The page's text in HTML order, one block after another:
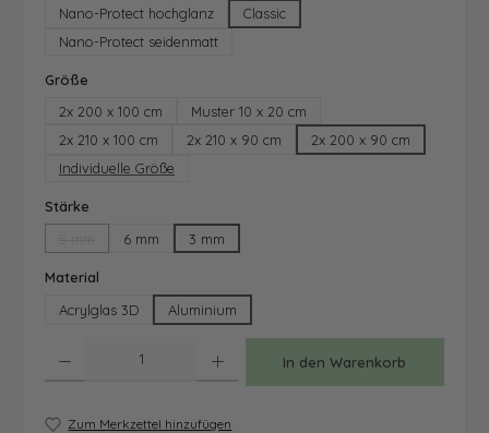
Nano-Protect hochglanz
Classic
Nano-Protect seidenmatt
Größe
2x 200 x 100 cm
Muster 10 x 20 cm
2x 210 x 100 cm
2x 210 x 90 cm
2x 200 x 90 cm
Individuelle Größe
Stärke
(Diese Option ist zurzeit nicht verfügbar.)
6 mm 3 mm
Material
Acrylglas 3D
Aluminium
In den Warenkorb
Zum Merkzettel hinzufügen